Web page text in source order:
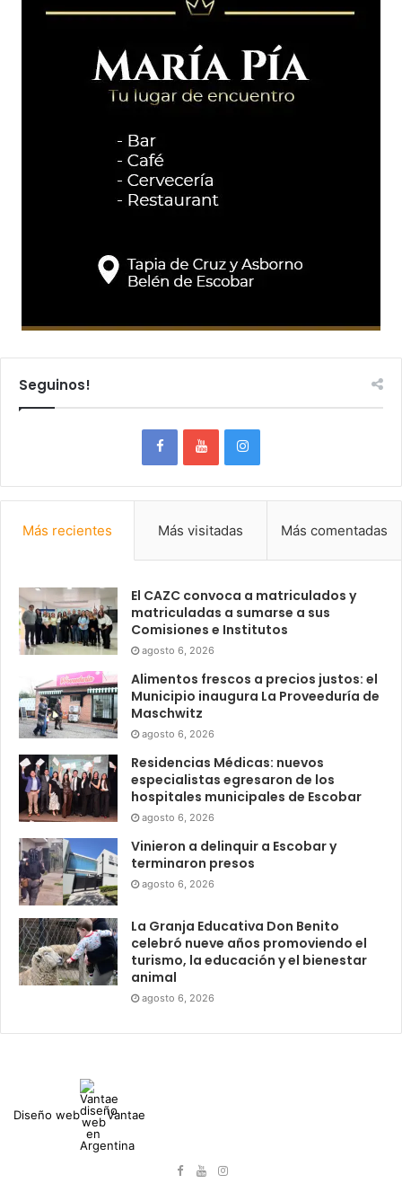
Seguinos!
Más recientes Más visitadas Más comentadas
El CAZC convoca a matriculados y
matriculadas a sumarse a sus
Comisiones e Institutos
agosto 6, 2026
Alimentos frescos a precios justos: el
Municipio inaugura La Proveeduría de
Maschwitz
agosto 6, 2026
Residencias Médicas: nuevos
especialistas egresaron de los
hospitales municipales de Escobar
agosto 6, 2026
Vinieron a delinquir a Escobar y
terminaron presos
agosto 6, 2026
La Granja Educativa Don Benito
celebró nueve años promoviendo el
turismo, la educación y el bienestar
animal
agosto 6, 2026
Diseño web Vantae